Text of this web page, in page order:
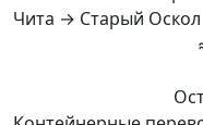
Чита → Старый Оскол